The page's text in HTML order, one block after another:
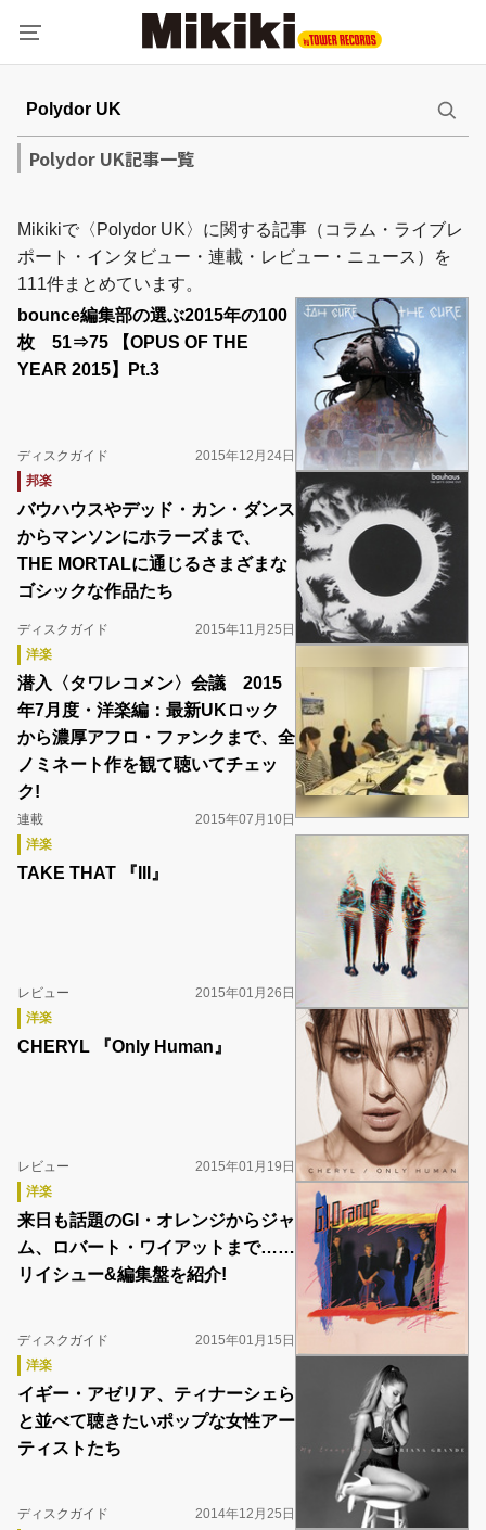
Polydor UK記事一覧
Mikikiで〈Polydor UK〉に関する記事（コラム・ライブレ
ポート・インタビュー・連載・レビュー・ニュース）を
111件まとめています。
bounce編集部の選ぶ2015年の100
枚 51⇒75 【OPUS OF THE
YEAR 2015】Pt.3
ディスクガイド
2015年12月24日
邦楽
バウハウスやデッド・カン・ダンス
からマンソンにホラーズまで、
THE MORTALに通じるさまざまな
ゴシックな作品たち
ディスクガイド
2015年11月25日
洋楽
潜入〈タワレコメン〉会議 2015
年7月度・洋楽編：最新UKロック
から濃厚アフロ・ファンクまで、全
ノミネート作を観て聴いてチェッ
ク!
連載
2015年07月10日
洋楽
TAKE THAT 『III』
レビュー
2015年01月26日
洋楽
CHERYL 『Only Human』
レビュー
2015年01月19日
洋楽
来日も話題のGI・オレンジからジャ
ム、ロバート・ワイアットまで……
リイシュー&編集盤を紹介!
ディスクガイド
2015年01月15日
洋楽
イギー・アゼリア、ティナーシェら
と並べて聴きたいポップな女性アー
ティストたち
ディスクガイド
2014年12月25日